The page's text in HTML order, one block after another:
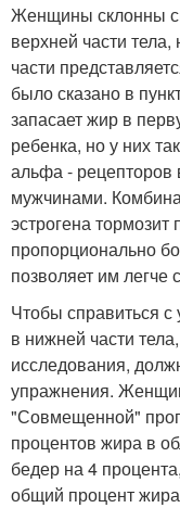
Женщины склонны
верхней части
части
было сказано в
запасает жир в
ребенка, но у них
альфа - рецепторов
мужчинами.
эстрогена
пропорционально
позволяет им легче
Чтобы справиться
в нижней части
исследования,
упражнения.
"Совмещенной"
процентов жира в
бедер на 4
общий процент